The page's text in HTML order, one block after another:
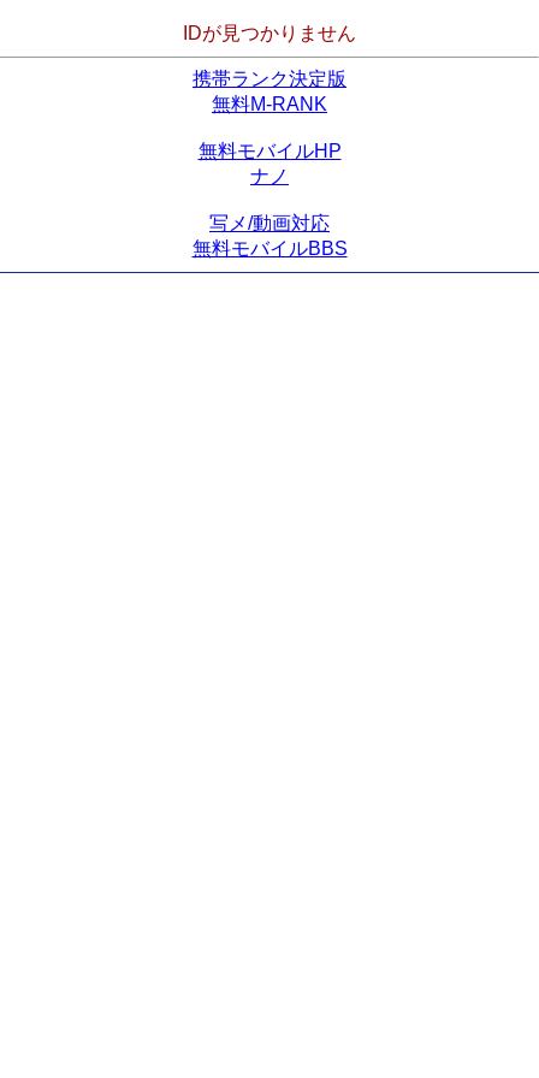
IDが見つかりません
携帯ランク決定版
無料M-RANK
無料モバイルHP
ナノ
写メ/動画対応
無料モバイルBBS